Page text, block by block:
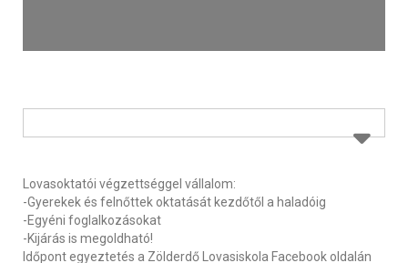
Lovasoktatói végzettséggel vállalom:
-Gyerekek és felnőttek oktatását kezdőtől a haladóig
-Egyéni foglalkozásokat
-Kijárás is megoldható!
Időpont egyeztetés a Zölderdő Lovasiskola Facebook oldalán